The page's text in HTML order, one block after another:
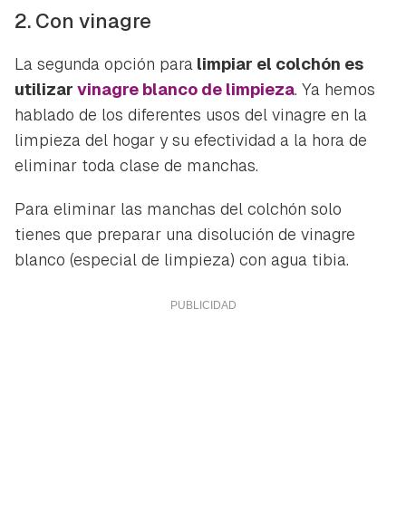
2. Con vinagre
La segunda opción para limpiar el colchón es
utilizar vinagre blanco de limpieza. Ya hemos
hablado de los diferentes usos del vinagre en la
limpieza del hogar y su efectividad a la hora de
eliminar toda clase de manchas.
Para eliminar las manchas del colchón solo
tienes que preparar una disolución de vinagre
blanco (especial de limpieza) con agua tibia.